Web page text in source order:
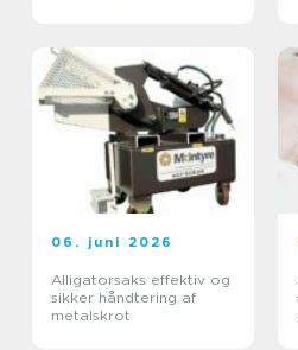
06. juni 2026
Alligatorsaks effektiv og
sikker håndtering af
metalskrot